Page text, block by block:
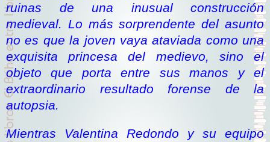
ruinas de una inusual construcción
medieval. Lo más sorprendente del asunto
no es que la joven vaya ataviada como una
exquisita princesa del medievo, sino el
objeto que porta entre sus manos y el
extraordinario resultado forense de la
autopsia.
Mientras Valentina Redondo y su equipo